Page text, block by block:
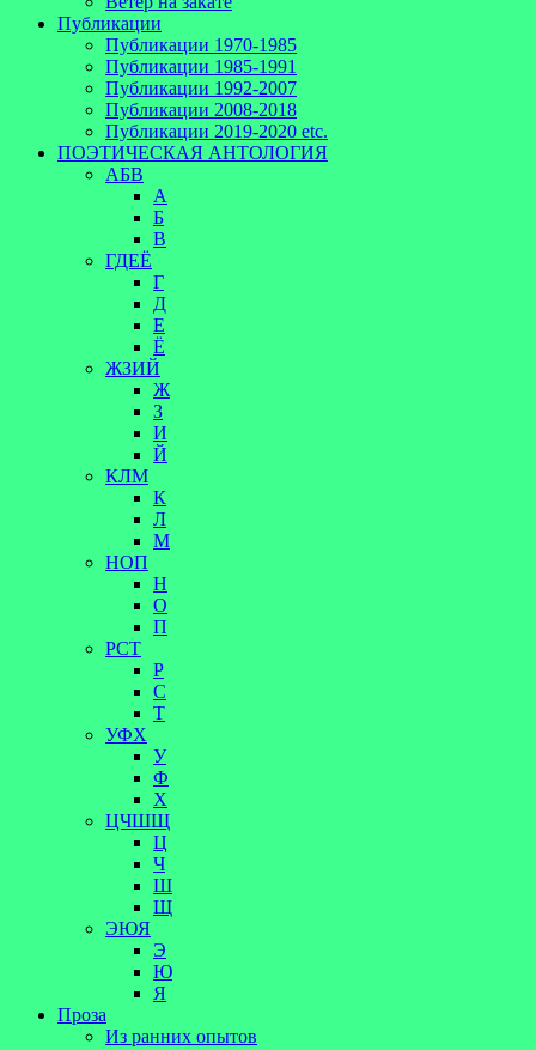
Публикации
Публикации 1970-1985
Публикации 1985-1991
Публикации 1992-2007
Публикации 2008-2018
Публикации 2019-2020 etc.
ПОЭТИЧЕСКАЯ АНТОЛОГИЯ
АБВ
А
Б
В
ГДЕЁ
Г
Д
Е
Ё
ЖЗИЙ
Ж
З
И
Й
КЛМ
К
Л
М
НОП
Н
О
П
РСТ
Р
С
Т
УФХ
У
Ф
Х
ЦЧШЩ
Ц
Ч
Ш
Щ
ЭЮЯ
Э
Ю
Я
Проза
Из ранних опытов